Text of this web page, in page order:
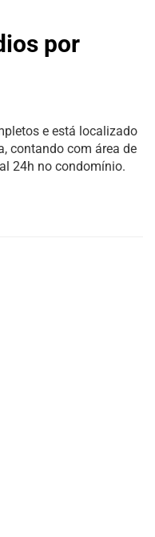
por
e está localizado
contando com área de
24h no condomínio.